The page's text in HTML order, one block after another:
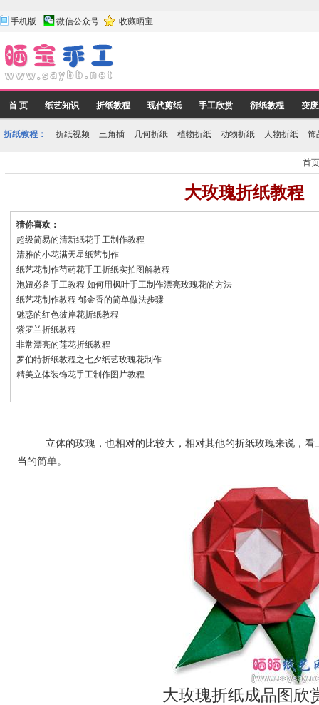
手机版 微信公众号 收藏晒宝
首 页 纸艺知识 折纸教程 现代剪纸 手工欣赏 衍纸教程 变
折纸教程： 折纸视频 三角插 几何折纸 植物折纸 动物折纸 人物折纸 饰
首
大玫瑰折纸教程
猜你喜欢：
超级简易的清新纸花手工制作教程
清雅的小花满天星纸艺制作
纸艺花制作芍药花手工折纸实拍图解教程
泡妞必备手工教程 如何用枫叶手工制作漂亮玫瑰花的方法
纸艺花制作教程 郁金香的简单做法步骤
魅惑的红色彼岸花折纸教程
紫罗兰折纸教程
非常漂亮的莲花折纸教程
罗伯特折纸教程之七夕纸艺玫瑰花制作
精美立体装饰花手工制作图片教程
立体的玫瑰，也相对的比较大，相对其他的折纸玫瑰来说，看
当的简单。
大玫瑰折纸成品图欣